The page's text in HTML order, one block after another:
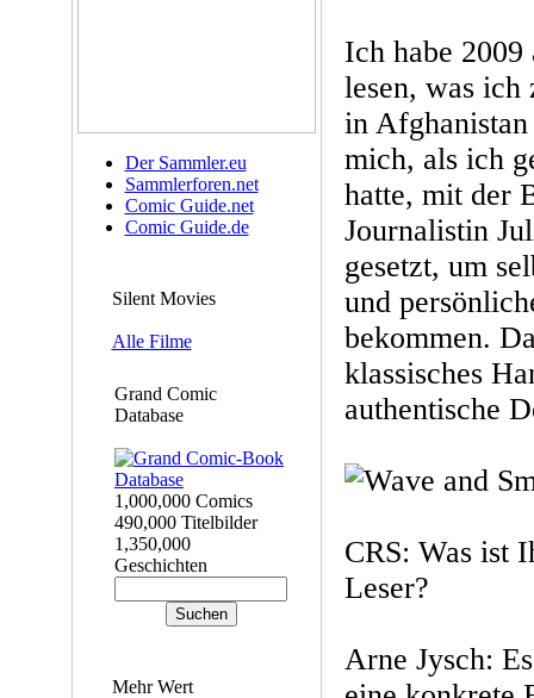
Der Sammler.eu
Sammlerforen.net
Comic Guide.net
Comic Guide.de
Silent Movies
Alle Filme
Grand Comic
Database
1,000,000 Comics
490,000 Titelbilder
1,350,000
Geschichten
Mehr Wert
Ich habe 2009
lesen, was ich
in Afghanistan
mich, als ich
hatte, mit der
Journalistin
gesetzt, um
und
bekommen.
klassisches
authentische
CRS: Was ist
Leser?
Arne Jysch: